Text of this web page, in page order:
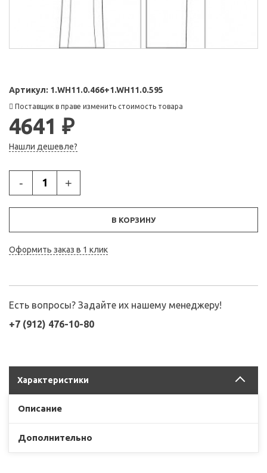
Артикул: 1.WH11.0.466+1.WH11.0.595
Поставщик в праве изменить стоимость товара
4641 ₽
Нашли дешевле?
- +
В КОРЗИНУ
Оформить заказ в 1 клик
Есть вопросы? Задайте их нашему менеджеру!
+7 (912) 476-10-80
Характеристики
Описание
Дополнительно